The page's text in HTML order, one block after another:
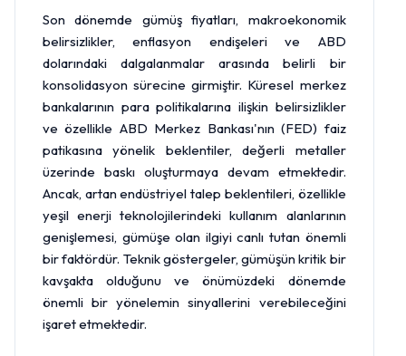
Son dönemde gümüş fiyatları, makroekonomik
belirsizlikler, enflasyon endişeleri ve ABD
dolarındaki dalgalanmalar arasında belirli bir
konsolidasyon sürecine girmiştir. Küresel merkez
bankalarının para politikalarına ilişkin belirsizlikler
ve özellikle ABD Merkez Bankası'nın (FED) faiz
patikasına yönelik beklentiler, değerli metaller
üzerinde baskı oluşturmaya devam etmektedir.
Ancak, artan endüstriyel talep beklentileri, özellikle
yeşil enerji teknolojilerindeki kullanım alanlarının
genişlemesi, gümüşe olan ilgiyi canlı tutan önemli
bir faktördür. Teknik göstergeler, gümüşün kritik bir
kavşakta olduğunu ve önümüzdeki dönemde
önemli bir yönelemin sinyallerini verebileceğini
işaret etmektedir.